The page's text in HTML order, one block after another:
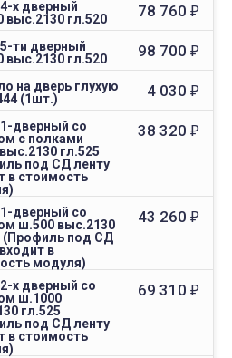
х дверный
выс.2130 гл.520
78 760 ₽
ти дверный
выс.2130 гл.520
98 700 ₽
на дверь глухую
(1шт.)
4 030 ₽
дверный со
с полками
гл.525
под СД ленту
в стоимость
38 320 ₽
дверный со
ш.500 выс.2130
(Профиль под СД
в
модуля)
43 260 ₽
х дверный со
ш.1000
гл.525
под СД ленту
в стоимость
69 310 ₽